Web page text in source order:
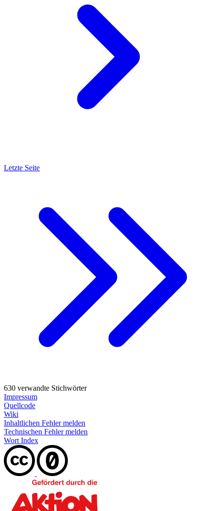
Letzte Seite
630 verwandte Stichwörter
Impressum
Quellcode
Wiki
Inhaltlichen Fehler melden
Technischen Fehler melden
Wort Index